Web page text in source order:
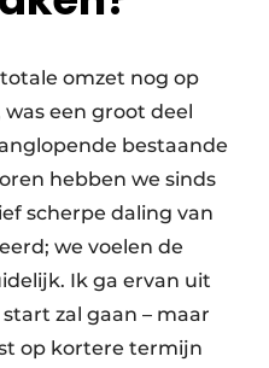
omzet nog op
een groot deel
bestaande
hebben we sinds
scherpe daling van
we voelen de
Ik ga ervan uit
zal gaan – maar
op kortere termijn